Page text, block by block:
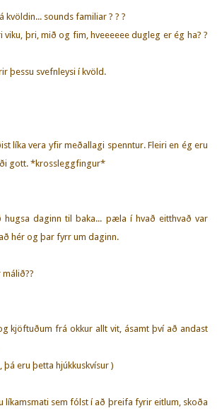
sounds familiar ? ? ?
þri, mið og fim, hveeeeee dugleg er ég ha? ?
þessu svefnleysi í kvöld.
líka vera yfir meðallagi spenntur. Fleiri en ég eru
gott. *krossleggfingur*
daginn til baka... pæla í hvað eitthvað var
hér og þar fyrr um daginn.
kjöftuðum frá okkur allt vit, ásamt því að andast
eru þetta hjúkkuskvísur )
sem fólst í að þreifa fyrir eitlum, skoða